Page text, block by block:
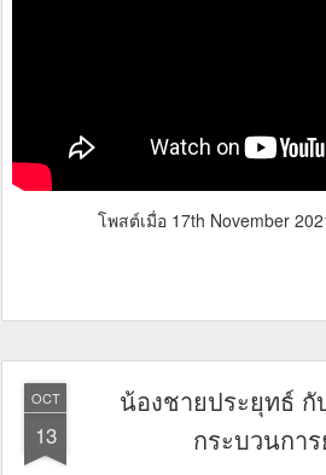
โพสต์เมื่อ 17th November
OCT
13
น้องชายประยุทธ์ กั
กระบวนกา